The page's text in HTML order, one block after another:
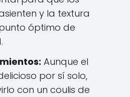
y la textura
óptimo de
Aunque el
por sí solo,
con un coulis de